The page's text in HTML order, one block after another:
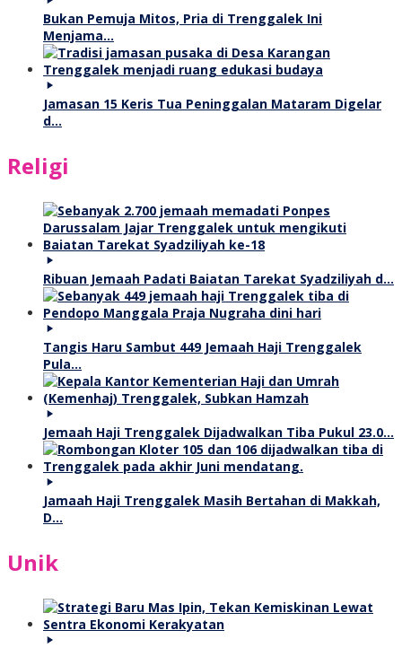
Bukan Pemuja Mitos, Pria di Trenggalek Ini
Menjama…
Jamasan 15 Keris Tua Peninggalan Mataram Digelar
d…
Religi
Ribuan Jemaah Padati Baiatan Tarekat Syadziliyah d…
Tangis Haru Sambut 449 Jemaah Haji Trenggalek
Pula…
Jemaah Haji Trenggalek Dijadwalkan Tiba Pukul 23.0…
Jamaah Haji Trenggalek Masih Bertahan di Makkah,
D…
Unik